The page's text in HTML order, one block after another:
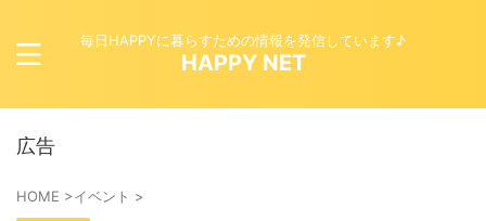
毎日HAPPYに暮らすための情報を発信しています♪
HAPPY NET
広告
HOME >イベント >